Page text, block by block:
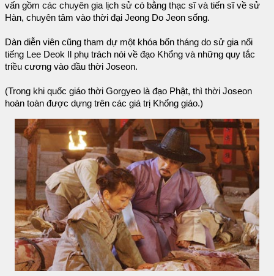
vấn gồm các chuyên gia lịch sử có bằng thạc sĩ và tiến sĩ về sử
Hàn, chuyên tâm vào thời đại Jeong Do Jeon sống.
Dàn diễn viên cũng tham dự một khóa bốn tháng do sử gia nổi
tiếng Lee Deok Il phụ trách nói về đạo Khổng và những quy tắc
triều cương vào đầu thời Joseon.
(Trong khi quốc giáo thời Gorgyeo là đạo Phật, thì thời Joseon
hoàn toàn được dựng trên các giá trị Khổng giáo.)